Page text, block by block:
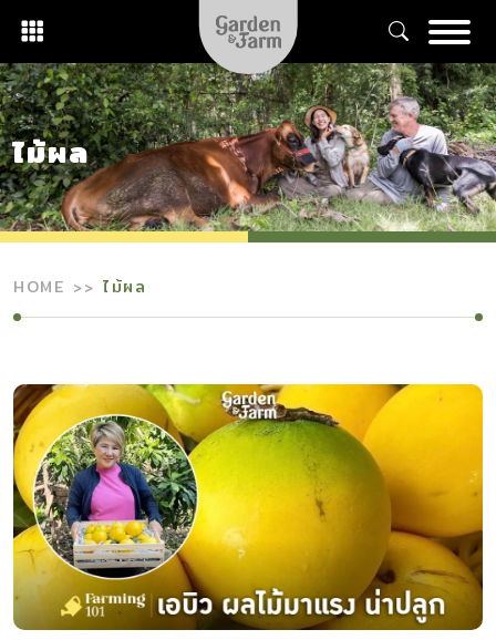
content
ไม้ผล
HOME ไม้ผล